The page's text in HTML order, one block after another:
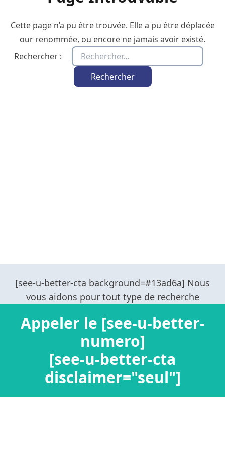
Cette page n’a pu être trouvée. Elle a pu être déplacée
our renommée, ou encore ne jamais avoir existé.
Rechercher :
Appeler le [see-u-better-
numero]
[see-u-better-cta
disclaimer="seul"]